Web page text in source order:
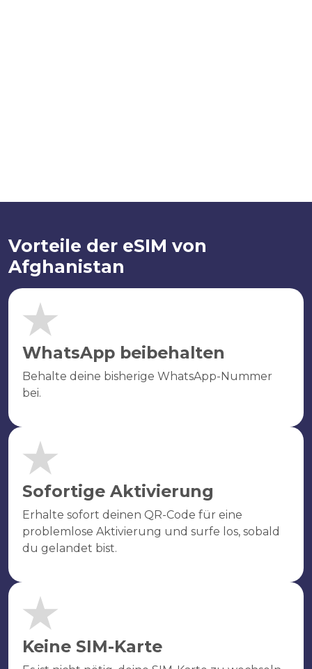
Vorteile der eSIM von
Afghanistan
WhatsApp beibehalten
Behalte deine bisherige WhatsApp-Nummer
bei.
Sofortige Aktivierung
Erhalte sofort deinen QR-Code für eine
problemlose Aktivierung und surfe los, sobald
du gelandet bist.
Keine SIM-Karte